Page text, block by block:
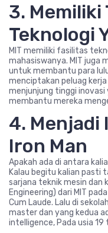
3.
Teknologi
MIT memiliki fasilitas
mahasiswanya. MIT juga
untuk membantu para
menciptakan peluag
menjunjung tinggi inovasi
membantu mereka
4. Menjadi
Iron Man
Apakah ada di antara
Kalau begitu kalian pasti
sarjana teknik mesin dan
Engineering) dari MIT
Cum Laude. Lalu di
master dan yang kedua
intelligence, Pada usia 19